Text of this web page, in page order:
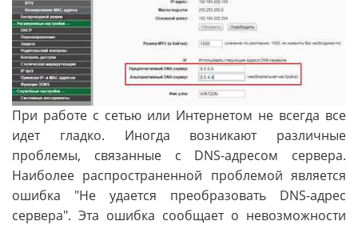
При работе с сетью или Интернетом не всегда все
идет гладко. Иногда возникают различные
проблемы, связанные с DNS-адресом сервера.
Наиболее распространенной проблемой является
ошибка "Не удается преобразовать DNS-адрес
сервера". Эта ошибка сообщает о невозможности